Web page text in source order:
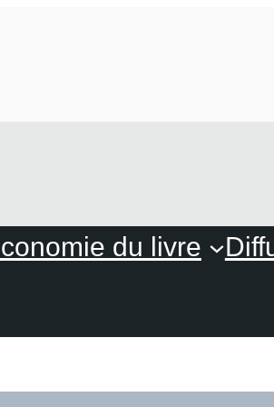
du livre